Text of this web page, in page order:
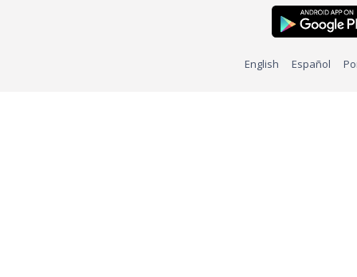
English Español